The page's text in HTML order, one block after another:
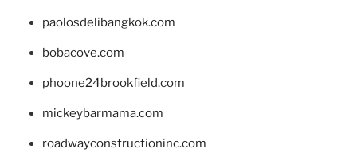
paolosdelibangkok.com
bobacove.com
phoone24brookfield.com
mickeybarmama.com
roadwayconstructioninc.com